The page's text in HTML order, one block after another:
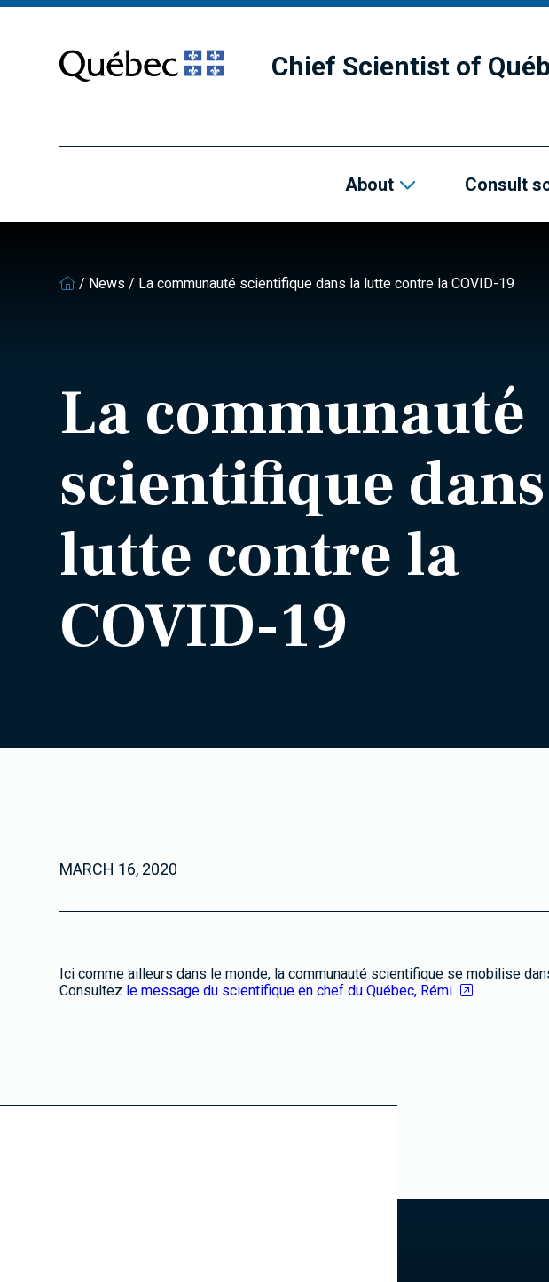
content
Chief Scientist of
About Consult
/ News / La communauté scientifique dans la lutte contre la COVID-19
La communauté
scientifique
lutte contre la
COVID-19
MARCH 16, 2020
Ici comme ailleurs dans le monde, la communauté scientifique se mobilise
Consultez le message du scientifique en chef du Québec, Rémi